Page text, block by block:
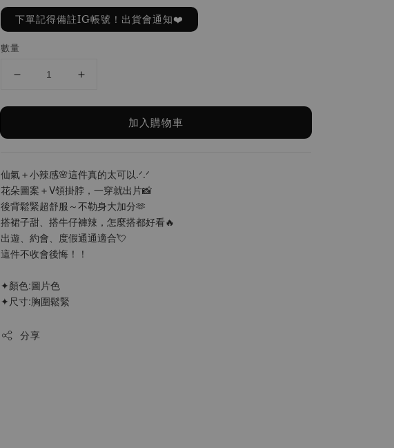
下單記得備註IG帳號！出貨會通知❤️
數量
加入購物車
仙氣＋小辣感🌸這件真的太可以.ᐟ.ᐟ
花朵圖案＋V領掛脖，一穿就出片📸
後背鬆緊超舒服～不勒身大加分🫶
搭裙子甜、搭牛仔褲辣，怎麼搭都好看🔥
出遊、約會、度假通通適合💘
這件不收會後悔！！
✦顏色:圖片色
✦尺寸:胸圍鬆緊
分享